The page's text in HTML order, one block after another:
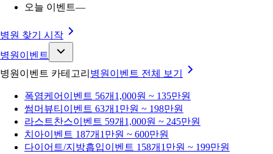
오늘 이벤트—
병원 찾기 시작
병원이벤트
병원이벤트 카테고리 병원이벤트 전체 보기
폭염케어 이벤트 56개 1,000원 ~ 135만원
썸머뷰티 이벤트 63개 1만원 ~ 198만원
라스트찬스이벤트 59개 1,000원 ~ 245만원
치아이벤트 187개 1만원 ~ 600만원
다이어트/지방흡입이벤트 158개 1만원 ~ 199만원